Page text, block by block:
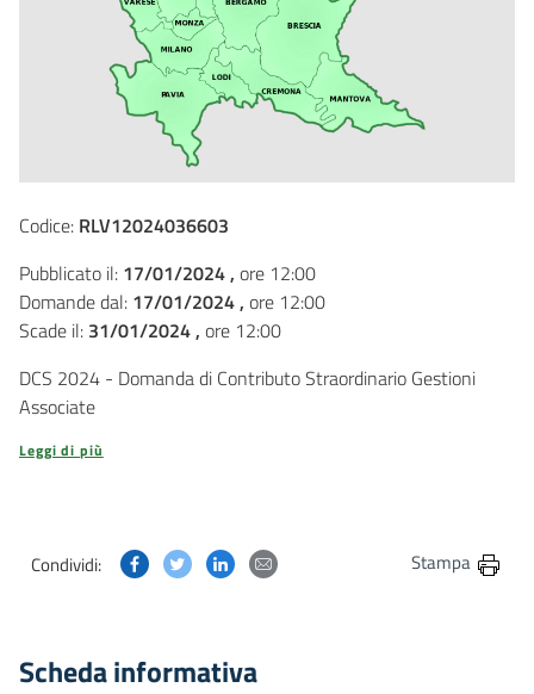
Codice: RLV12024036603
Pubblicato il: 17/01/2024 , ore 12:00
Domande dal: 17/01/2024 , ore 12:00
Scade il: 31/01/2024 , ore 12:00
DCS 2024 - Domanda di Contributo Straordinario Gestioni
Associate
Leggi di più
Condividi: Condividi questa pagina su Facebook
Condividi questa pagina su Twitter
Condividi questa pagina su Linkedin
Condividi questa pagina via
Stampa
Scheda informativa